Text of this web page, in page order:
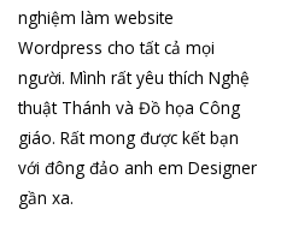
nghiệm làm website
Wordpress cho tất cả mọi
người. Mình rất yêu thích Nghệ
thuật Thánh và Đồ họa Công
giáo. Rất mong được kết bạn
với đông đảo anh em Designer
gần xa.